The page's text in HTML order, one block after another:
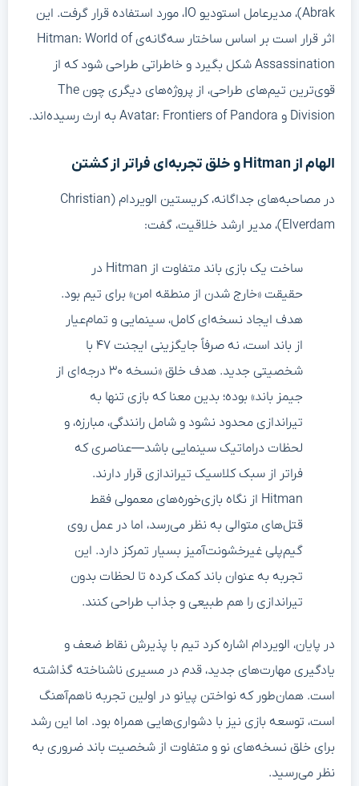
Abrak)، مدیرعامل استودیو IO، مورد استفاده قرار گرفت. این
اثر قرار است بر اساس ساختار سه‌گانه‌ی Hitman: World of
Assassination شکل بگیرد و خاطراتی طراحی شود که از
قوی‌ترین تیم‌های طراحی، از پروژه‌های دیگری چون The
Division و Avatar: Frontiers of Pandora به ارث رسیده‌اند.
الهام از Hitman و خلق تجربه‌ای فراتر از کشتن
در مصاحبه‌های جداگانه، کریستین الویردام (Christian
Elverdam)، مدیر ارشد خلاقیت، گفت:
ساخت یک بازی باند متفاوت از Hitman در
حقیقت «خارج شدن از منطقه امن» برای تیم بود.
هدف ایجاد نسخه‌ای کامل، سینمایی و تمام‌عیار
از باند است، نه صرفاً جایگزینی ایجنت ۴۷ با
شخصیتی جدید. هدف خلق «نسخه ۳۰ درجه‌ای از
جیمز باند» بوده؛ بدین معنا که بازی تنها به
تیراندازی محدود نشود و شامل رانندگی، مبارزه، و
لحظات دراماتیک سینمایی باشد—عناصری که
فراتر از سبک کلاسیک تیراندازی قرار دارند.
Hitman از نگاه بازی‌خوره‌های معمولی فقط
قتل‌های متوالی به نظر می‌رسد، اما در عمل روی
گیم‌پلی غیرخشونت‌آمیز بسیار تمرکز دارد. این
تجربه به عنوان باند کمک کرده تا لحظات بدون
تیراندازی را هم طبیعی و جذاب طراحی کنند.
در پایان، الویردام اشاره کرد تیم با پذیرش نقاط ضعف و
یادگیری مهارت‌های جدید، قدم در مسیری ناشناخته گذاشته
است. همان‌طور که نواختن پیانو در اولین تجربه ناهم‌آهنگ
است، توسعه بازی نیز با دشواری‌هایی همراه بود. اما این رشد
برای خلق نسخه‌های نو و متفاوت از شخصیت باند ضروری به
نظر می‌رسید.